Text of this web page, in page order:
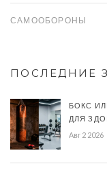
САМООБОРОНЫ
ПОСЛЕДНИЕ
БОКС
ДЛЯ
Авг 2 2026